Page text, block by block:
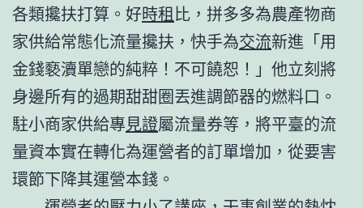
各類攙扶打算。好時租比，拼多多為農產物商
家供給常態化流量攙扶，快手為交流新進「用
金錢褻瀆單戀的純粹！不可饒恕！」他立刻將
身邊所有的過期甜甜圈丟進調節器的燃料口。
駐小商家供給專見證屬流量券等，將平臺的流
量資本實在轉化為運營者的訂單增加，從要害
環節下降其運營本錢。